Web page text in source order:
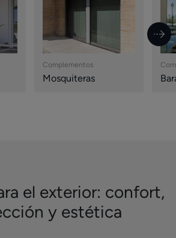
Complementos
Mosquiteras
el exterior: confort,
y estética